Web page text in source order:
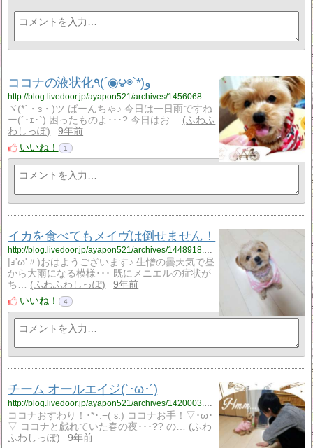
ココナの液状化٩(´◉౪◉`*)و
http://blog.livedoor.jp/ayapon521/archives/1456068.html
ヾ(*´・з・)ツ ばーんちゃ♪ 今日は一日雨ですね
ー(´･ｪ･`) 困ったものよ･･･? 今日はお…
ふわふ
わしっぽ
9年前
いいね！
1
イカを食べてもメイヴは倒せません！
http://blog.livedoor.jp/ayapon521/archives/1448918.html
|ｮ'ω'〃)おはようございます♪ 生憎の曇天気で昼
から大雨になる模様･･･ 既にメニエルの症状が
ち…
ふわふわしっぽ
9年前
いいね！
4
チーム オールエイジ(`･ω･´)
http://blog.livedoor.jp/ayapon521/archives/1420003.html
ココナおすわり！･*･:≡( ε:) ココナお手！▽･ω･
▽ ココナと戯れていた春の夜･･･?? の…
ふわ
ふわしっぽ
9年前